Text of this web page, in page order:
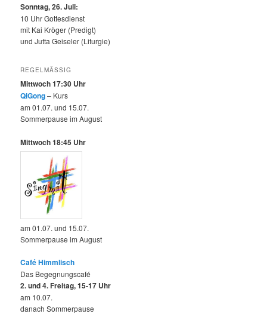
Sonntag, 26. Juli:
10 Uhr Gottesdienst
mit Kai Kröger (Predigt)
und Jutta Geiseler (Liturgie)
REGELMÄSSIG
Mittwoch 17:30 Uhr
QiGong– Kurs
am 01.07. und 15.07.
Sommerpause im August
Mittwoch 18:45 Uhr
am 01.07. und 15.07.
Sommerpause im August
Café Himmlisch
Das Begegnungscafé
2. und 4. Freitag, 15-17 Uhr
am 10.07.
danach Sommerpause